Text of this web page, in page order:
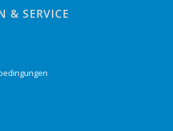
& SERVICE